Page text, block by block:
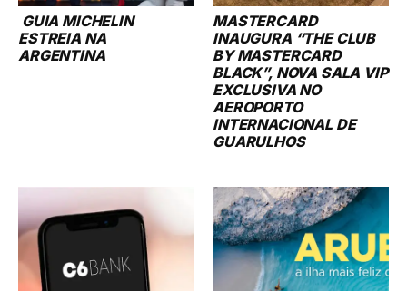
GUIA MICHELIN
ESTREIA NA
ARGENTINA
MASTERCARD
INAUGURA “THE CLUB
BY MASTERCARD
BLACK”, NOVA SALA VIP
EXCLUSIVA NO
AEROPORTO
INTERNACIONAL DE
GUARULHOS